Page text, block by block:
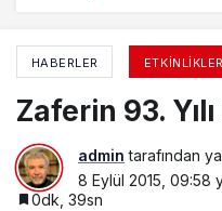
HABERLER ETKINLIKLER
Zaferin 93.
admin tarafından
8 Eylül 2015, 09:58
0dk, 39sn